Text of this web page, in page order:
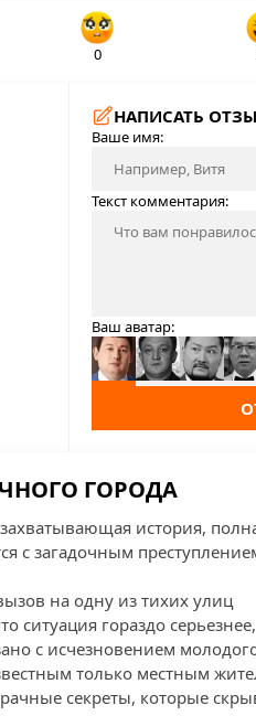
0
НАПИСАТЬ
Ваше имя:
Текст комментария:
Ваш аватар:
ГОРОДА
история,
с загадочным
на одну из тихих улиц
ситуация гораздо серьезнее,
с исчезновением
только местным
секреты, которые